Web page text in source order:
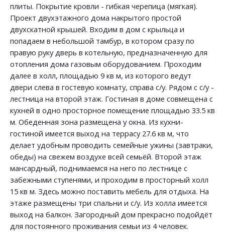
плиты. Покрытие кровли - гибкая черепица (мягкая).
Проект двухэтажного дома накрытого простой
двухскатной крышей. Входим в дом с крыльца и
попадаем в небольшой тамбур, в котором сразу по
правую руку дверь в котельную, предназначенную для
отопления дома газовым оборудованием. Проходим
далее в холл, площадью 9 кв м, из которого ведут
двери слева в гостевую комнату, справа с/у. Рядом с с/у -
лестница на второй этаж. Гостиная в доме совмещена с
кухней в одно просторное помещение площадью 33.5 кв
м. Обеденная зона размещена у окна. Из кухни-
гостиной имеется выход на террасу 27.6 кв м, что
делает удобным проводить семейные ужины (завтраки,
обеды) на свежем воздухе всей семьёй. Второй этаж
мансардный, поднимаемся на него по лестнице с
забежными ступенями, и проходим в просторный холл
15 кв м. Здесь можно поставить мебель для отдыха. На
этаже размещены три спальни и с/у. Из холла имеется
выход на балкон. Загородный дом прекрасно подойдёт
для постоянного проживания семьи из 4 человек.